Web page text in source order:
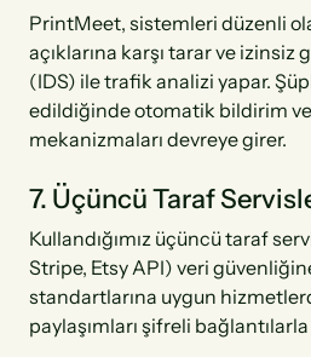
PrintMeet, sistemleri düzenli
açıklarına karşı tarar ve
(IDS) ile trafik analizi yapar.
edildiğinde otomatik bildirim
mekanizmaları devreye girer.
7. Üçüncü Taraf
Kullandığımız üçüncü taraf
Stripe, Etsy API) veri
standartlarına uygun
paylaşımları şifreli bağlantılarla